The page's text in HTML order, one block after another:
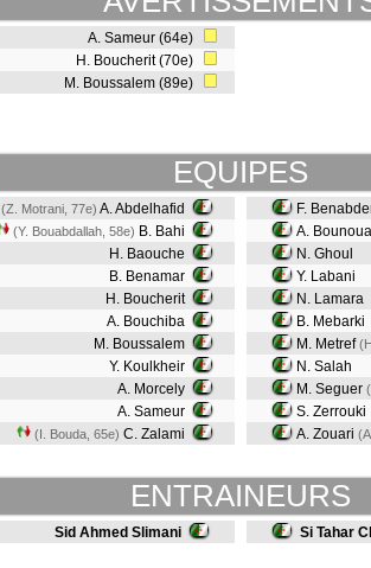
A. Sameur (64e)
H. Boucherit (70e)
M. Boussalem (89e)
EQUIPES
(Z. Motrani, 77e) A. Abdelhafid
(Y. Bouabdallah, 58e) B. Bahi
H. Baouche
B. Benamar
H. Boucherit
A. Bouchiba
M. Boussalem
Y. Koulkheir
A. Morcely
A. Sameur
(I. Bouda, 65e) C. Zalami
F.
A. Bounoua
N. Ghoul
Y. Labani
N. Lamara
B. Mebarki
M. Metref
N. Salah
M. Seguer
S. Zerrouki
A. Zouari
ENTRAINEURS
Sid Ahmed Slimani Si Tahar